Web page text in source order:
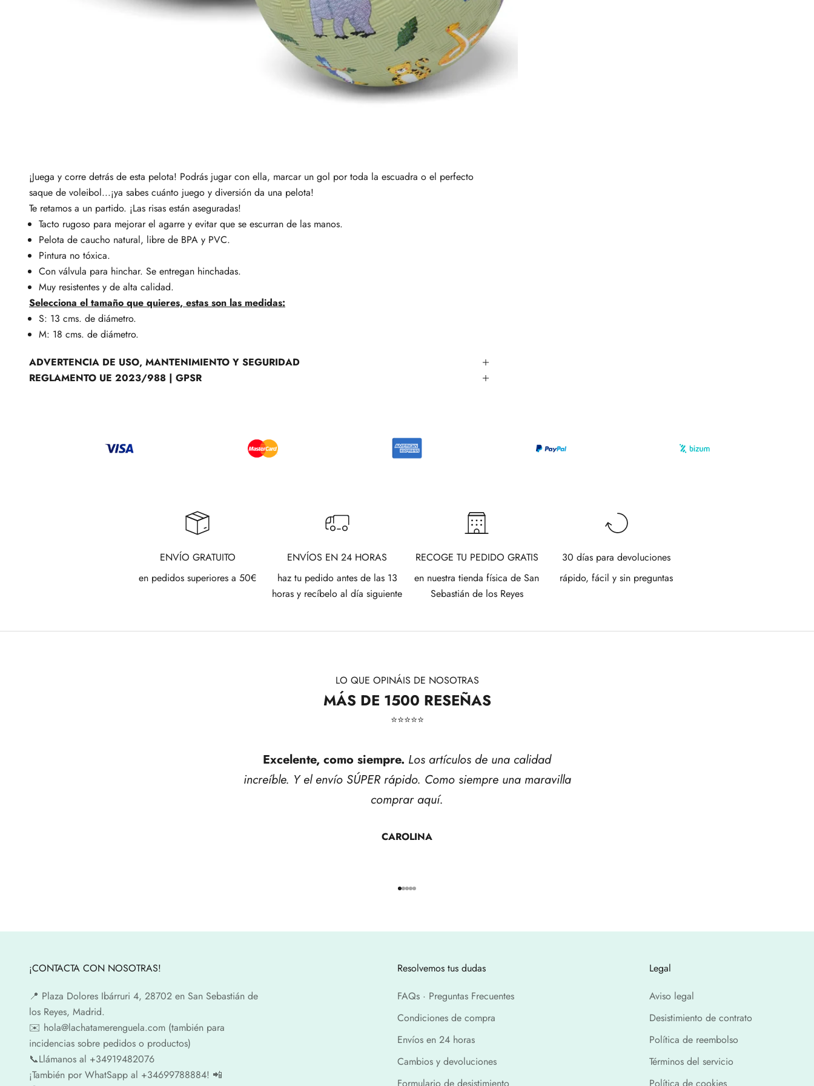
¡Juega y corre detrás de esta pelota! Podrás jugar con ella, marcar un gol por toda la escuadra o el perfecto
saque de voleibol...¡ya sabes cuánto juego y diversión da una pelota!
Te retamos a un partido. ¡Las risas están aseguradas!
Tacto rugoso para mejorar el agarre y evitar que se escurran de las manos.
Pelota de caucho natural, libre de BPA y PVC.
Pintura no tóxica.
Con válvula para hinchar. Se entregan hinchadas.
Muy resistentes y de alta calidad.
Selecciona el tamaño que quieres, estas son las medidas:
S: 13 cms. de diámetro.
M: 18 cms. de diámetro.
ADVERTENCIA DE USO, MANTENIMIENTO Y SEGURIDAD
REGLAMENTO UE 2023/988 | GPSR
ENVÍO GRATUITO
en pedidos superiores a 50€
ENVÍOS EN 24 HORAS
haz tu pedido antes de las 13
horas y recíbelo al día siguiente
RECOGE TU PEDIDO GRATIS
en nuestra tienda física de San
Sebastián de los Reyes
30 días para devoluciones
rápido, fácil y sin preguntas
LO QUE OPINÁIS DE NOSOTRAS
MÁS DE 1500 RESEÑAS
⭐​⭐​⭐​⭐​⭐​
Excelente, como siempre. Los artículos de una calidad
increíble. Y el envío SÚPER rápido. Como siempre una maravilla
comprar aquí.
CAROLINA
Ir al artículo 1
Ir al artículo 2
Ir al artículo 3
Ir al artículo 4
Ir al artículo 5
¡CONTACTA CON NOSOTRAS!
📍​ Plaza Dolores Ibárruri 4, 28702 en San Sebastián de
los Reyes, Madrid.
✉️​ hola@lachatamerenguela.com (también para
incidencias sobre pedidos o productos)
📞​​Llámanos al +34919482076
¡También por WhatSapp al +34699788884! 📲
Resolvemos tus dudas
FAQs · Preguntas Frecuentes
Condiciones de compra
Envíos en 24 horas
Cambios y devoluciones
Legal
Aviso legal
Desistimiento de contrato
Política de reembolso
Términos del servicio